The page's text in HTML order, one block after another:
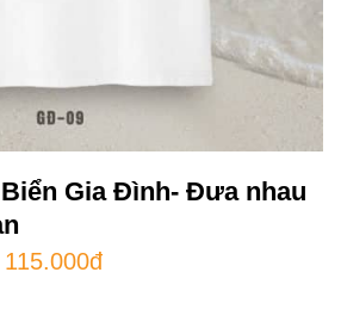
Gia Đình- Đưa nhau